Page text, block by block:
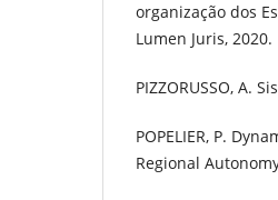
organização dos
Lumen Juris, 2020.
PIZZORUSSO, A.
POPELIER, P.
Regional